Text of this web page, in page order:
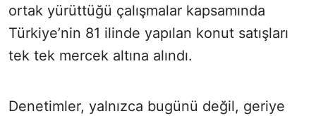
ortak yürüttüğü çalışmalar kapsamında
Türkiye’nin 81 ilinde yapılan konut satışları
tek tek mercek altına alındı.
Denetimler, yalnızca bugünü değil, geriye